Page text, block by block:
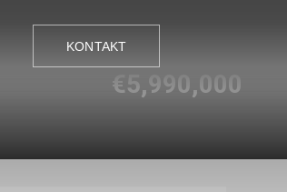
KONTAKT
€5,990,000